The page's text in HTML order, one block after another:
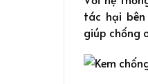
tác hại
giúp chống